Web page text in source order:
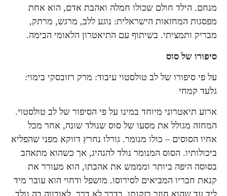
מנחם. הילד חולם שכולו חמלה ואהבת אדם, הוא אחת
מפסגות המחזאות הישראלית: נוגע ללב, מרגש, מרתק,
מבריק ותמציתי. בשיתוף עם התיאטרון הלאומי הבימה.
סיפורו של סוס
על פי סיפורו של לב טולסטוי עיבוד: מרק רזובסקי בימוי:
גלעד קמחי
ארוע תיאטרוני מיוחד במינו על פי הסיפור של לב טולסטוי.
המחזה מגולל את מסעו של סוס שנולד שונה, אחר מכל
אחיו הסוסים – כולו מנומר. גורלו נחרץ דווקא מפני שהפליא
ביכולותיו. הסוס המנומר נולד להנהיג, אך כשהוא מתאהב
בסוסה היפה ביותר ומממש את אהבתו, הוא מעורר את
קנאת חבריו המביאים לסירוסו. מושפל ודחוי הוא עובר מיד